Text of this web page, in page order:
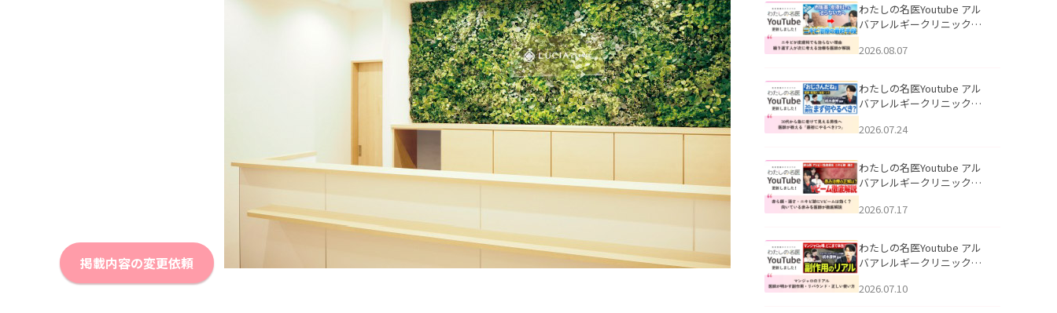
掲載内容の変更依頼
わたしの名医Youtube アル
バアレルギークリニック札
らない理由｜繰り返す人が
説」を公開いたしました。
2026.08.07
わたしの名医Youtube アル
バアレルギークリニック札
える男性へ｜医師が教える
公開いたしました。
2026.07.24
わたしの名医Youtube アル
バアレルギークリニック札
跡にVビームは効く？向いて
説」を公開いたしました。
2026.07.17
わたしの名医Youtube アル
バアレルギークリニック札
医師が明かす副作用・リバ
2026.07.10